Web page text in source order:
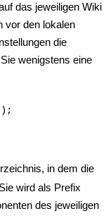
das jeweiligen Wiki
vor den lokalen
die
wenigstens eine
in dem die
wird als Prefix
des jeweiligen